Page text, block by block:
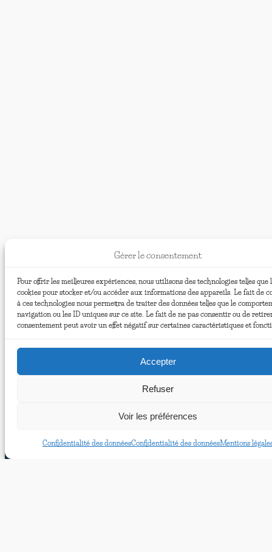
Gérer le consentement
Pour offrir les meilleures expériences, nous utilisons des technologies telles que
cookies pour stocker et/ou accéder aux informations des appareils. Le fait de
à ces technologies nous permettra de traiter des données telles que le
navigation ou les ID uniques sur ce site. Le fait de ne pas consentir ou de
consentement peut avoir un effet négatif sur certaines caractéristiques et
Accepter
Refuser
Voir les préférences
Confidentialité des donnéesConfidentialité des donnéesMentions